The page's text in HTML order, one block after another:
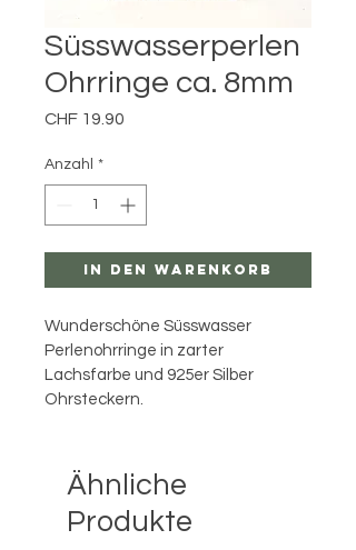
Süsswasserperlen
Ohrringe ca. 8mm
CHF 19.90
Anzahl *
In den Warenkorb
Wunderschöne Süsswasser
Perlenohrringe in zarter
Lachsfarbe und 925er Silber
Ohrsteckern.
Ähnliche
Produkte